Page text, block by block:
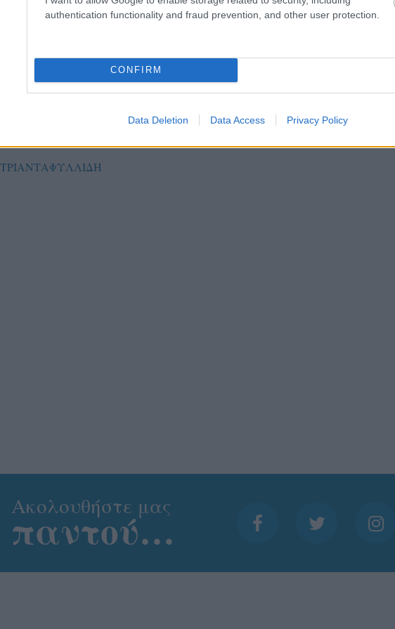
authentication functionality and fraud prevention, and other user protection.
CONFIRM
Data Deletion Data Access Privacy Policy
την εξέλιξη, της αφιέρωσαν τη νίκη με 3-0 (25-14, 25-14, 25-13)
ματς ήταν: Αυγοκλούρη, Παπαδέδε, Τριανταφυλλίδη,
(λ) Μερσιάδη, Διαμαντόπούλου, Μεντζελόπουλου, Μπιτσάκου.
Aκολουθήστε μας
παντού…